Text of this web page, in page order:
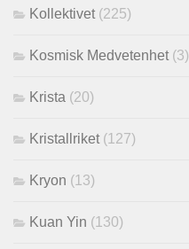
Kollektivet (225)
Kosmisk Medvetenhet (3)
Krista (20)
Kristallriket (127)
Kryon (13)
Kuan Yin (130)